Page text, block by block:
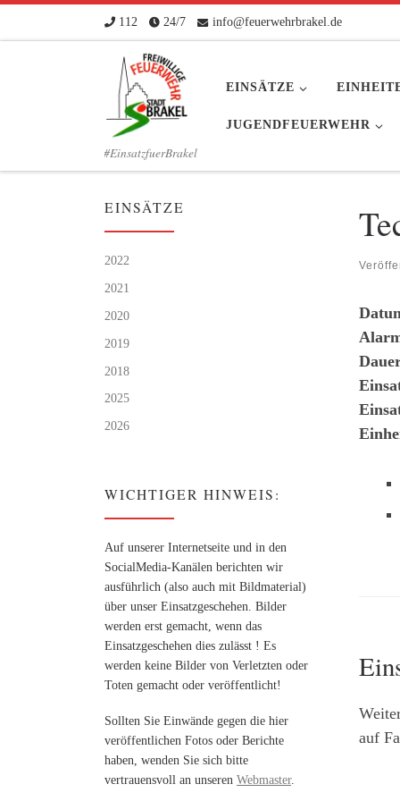
Zum Inhalt springen
112 24/7 info@feuerwehrbrakel.de
#EinsatzfuerBrakel
EINSÄTZE
JUGENDFEUERWEHR
auf
EINSÄTZE
2022
2021
2020
2019
2018
2025
2026
WICHTIGER HINWEIS:
Auf unserer Internetseite und in den
SocialMedia-Kanälen berichten wir
ausführlich (also auch mit Bildmaterial)
über unser Einsatzgeschehen. Bilder
werden erst gemacht, wenn das
Einsatzgeschehen dies zulässt ! Es
werden keine Bilder von Verletzten oder
Toten gemacht oder veröffentlicht!
Sollten Sie Einwände gegen die hier
veröffentlichen Fotos oder Berichte
haben, wenden Sie sich bitte
vertrauensvoll an unseren Webmaster.